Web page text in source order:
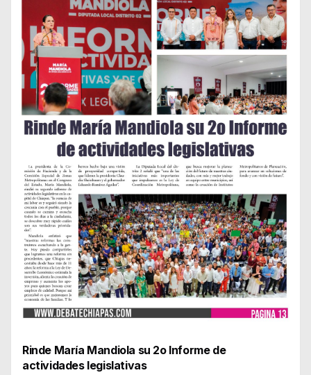
Rinde María Mandiola su 2o Informe de
actividades legislativas